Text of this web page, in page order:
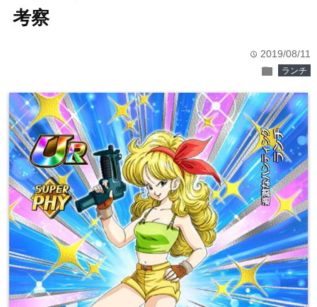
考察
time 2019/08/11
folder ランチ